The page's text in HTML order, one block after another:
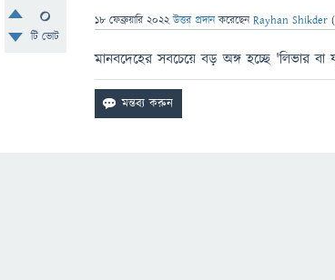
0
টি ভোট
18 ফেব্রুয়ারি 2022 উত্তর প্রদান করেছেনRayhan Shikder (
মানবদেহের সবচেয়ে বড় অঙ্গ হচ্ছে 'লিভার